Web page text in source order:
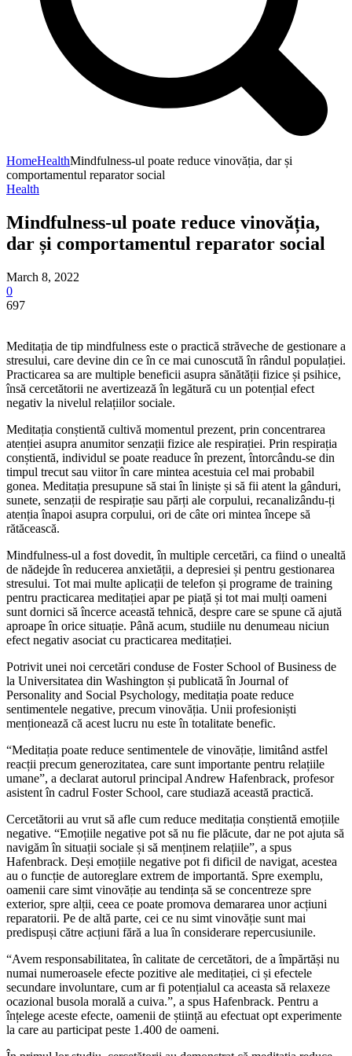
HomeHealthMindfulness-ul poate reduce vinovăția, dar și
comportamentul reparator social
Health
Mindfulness-ul poate reduce vinovăția,
dar și comportamentul reparator social
March 8, 2022
0
697
Meditația de tip mindfulness este o practică străveche de gestionare a
stresului, care devine din ce în ce mai cunoscută în rândul populației.
Practicarea sa are multiple beneficii asupra sănătății fizice și psihice,
însă cercetătorii ne avertizează în legătură cu un potențial efect
negativ la nivelul relațiilor sociale.
Meditația conștientă cultivă momentul prezent, prin concentrarea
atenției asupra anumitor senzații fizice ale respirației. Prin respirația
conștientă, individul se poate readuce în prezent, întorcându-se din
timpul trecut sau viitor în care mintea acestuia cel mai probabil
gonea. Meditația presupune să stai în liniște și să fii atent la gânduri,
sunete, senzații de respirație sau părți ale corpului, recanalizându-ți
atenția înapoi asupra corpului, ori de câte ori mintea începe să
rătăcească.
Mindfulness-ul a fost dovedit, în multiple cercetări, ca fiind o unealtă
de nădejde în reducerea anxietății, a depresiei și pentru gestionarea
stresului. Tot mai multe aplicații de telefon și programe de training
pentru practicarea meditației apar pe piață și tot mai mulți oameni
sunt dornici să încerce această tehnică, despre care se spune că ajută
aproape în orice situație. Până acum, studiile nu denumeau niciun
efect negativ asociat cu practicarea meditației.
Potrivit unei noi cercetări conduse de Foster School of Business de
la Universitatea din Washington și publicată în Journal of
Personality and Social Psychology, meditația poate reduce
sentimentele negative, precum vinovăția. Unii profesioniști
menționează că acest lucru nu este în totalitate benefic.
“Meditația poate reduce sentimentele de vinovăție, limitând astfel
reacții precum generozitatea, care sunt importante pentru relațiile
umane”, a declarat autorul principal Andrew Hafenbrack, profesor
asistent în cadrul Foster School, care studiază această practică.
Cercetătorii au vrut să afle cum reduce meditația conștientă emoțiile
negative. “Emoțiile negative pot să nu fie plăcute, dar ne pot ajuta să
navigăm în situații sociale și să menținem relațiile”, a spus
Hafenbrack. Deși emoțiile negative pot fi dificil de navigat, acestea
au o funcție de autoreglare extrem de importantă. Spre exemplu,
oamenii care simt vinovăție au tendința să se concentreze spre
exterior, spre alții, ceea ce poate promova demararea unor acțiuni
reparatorii. Pe de altă parte, cei ce nu simt vinovăție sunt mai
predispuși către acțiuni fără a lua în considerare repercusiunile.
“Avem responsabilitatea, în calitate de cercetători, de a împărtăși nu
numai numeroasele efecte pozitive ale meditației, ci și efectele
secundare involuntare, cum ar fi potențialul ca aceasta să relaxeze
ocazional busola morală a cuiva.”, a spus Hafenbrack. Pentru a
înțelege aceste efecte, oamenii de știință au efectuat opt experimente
la care au participat peste 1.400 de oameni.